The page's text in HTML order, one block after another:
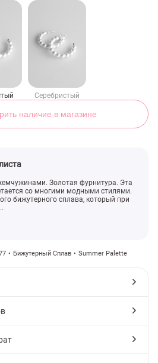
Серебристый
наличие в магазине
Золотая фурнитура. Эта
со многими модными стилями.
бижутерного сплава, который при
Бижутерный Сплав Summer Palette
формы с жемчужинами (арт. 46477) ♡